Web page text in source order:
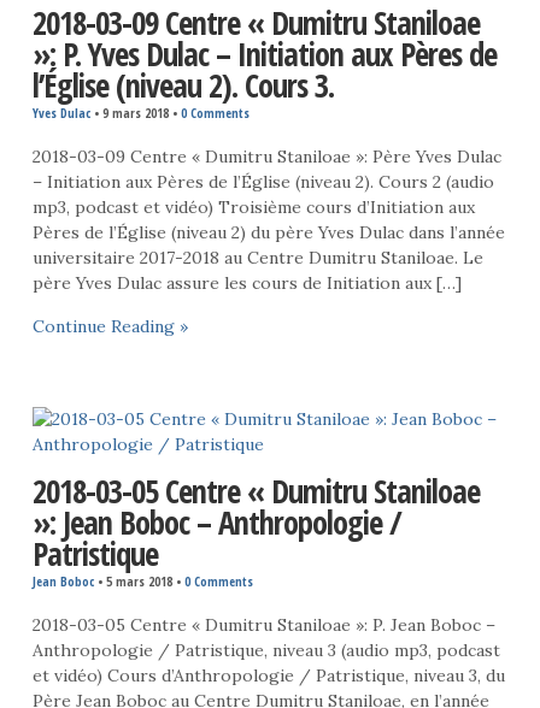
2018-03-09 Centre « Dumitru Staniloae
»: P. Yves Dulac – Initiation aux Pères de
l’Église (niveau 2). Cours 3.
Yves Dulac• 9 mars 2018• 0 Comments
2018-03-09 Centre « Dumitru Staniloae »: Père Yves Dulac
– Initiation aux Pères de l’Église (niveau 2). Cours 2 (audio
mp3, podcast et vidéo) Troisième cours d’Initiation aux
Pères de l’Église (niveau 2) du père Yves Dulac dans l’année
universitaire 2017-2018 au Centre Dumitru Staniloae. Le
père Yves Dulac assure les cours de Initiation aux […]
Continue Reading »
2018-03-05 Centre « Dumitru Staniloae
»: Jean Boboc – Anthropologie /
Patristique
Jean Boboc• 5 mars 2018• 0 Comments
2018-03-05 Centre « Dumitru Staniloae »: P. Jean Boboc –
Anthropologie / Patristique, niveau 3 (audio mp3, podcast
et vidéo) Cours d’Anthropologie / Patristique, niveau 3, du
Père Jean Boboc au Centre Dumitru Staniloae, en l’année